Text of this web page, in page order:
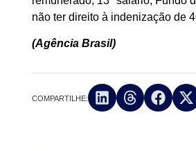
não ter direito à indenização de
(Agência Brasil)
COMPARTILHE: